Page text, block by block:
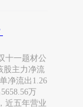
十一题材公
股主力净流
净流出1.26
万
近五年营业